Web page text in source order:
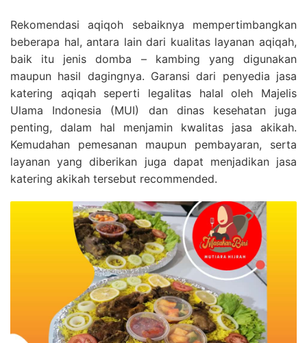
Rekomendasi aqiqoh sebaiknya mempertimbangkan
beberapa hal, antara lain dari kualitas layanan aqiqah,
baik itu jenis domba – kambing yang digunakan
maupun hasil dagingnya. Garansi dari penyedia jasa
katering aqiqah seperti legalitas halal oleh Majelis
Ulama Indonesia (MUI) dan dinas kesehatan juga
penting, dalam hal menjamin kwalitas jasa akikah.
Kemudahan pemesanan maupun pembayaran, serta
layanan yang diberikan juga dapat menjadikan jasa
katering akikah tersebut recommended.